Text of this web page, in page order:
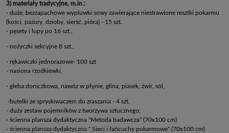
3) materiały tradycyjne, m.in.:
- duże, bezzapachowe wypluwki sowy zawierające niestrawione resztki pokarmu
(kości, pazury, dzioby, sierść, pióra) - 15 szt.
- pęsety i lupy po 16 szt.,
- nożyczki sekcyjne 8 szt.,
- rękawiczki jednorazowe- 100 szt
- nasiona rzodkiewki,
- gleba doniczkowa, nawóz w płynie, glina, piasek, żwir, sól,
-butelki ze spryskiwaczem do zraszania - 4 szt.
- duży zestaw pojemników z tworzywa sztucznego;
- ścienna plansza dydaktyczna "Metoda badawcza" (70x100 cm)
- ścienna plansza dydaktyczna " Sieci i łańcuchy pokarmowe" (70x100 cm)